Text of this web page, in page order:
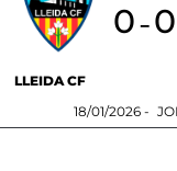
LLEIDA CF
0-0
18/01/2026 -